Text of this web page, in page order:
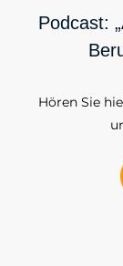
Podcast:
Hören Sie